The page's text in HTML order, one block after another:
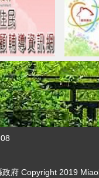
府 Copyright 2019